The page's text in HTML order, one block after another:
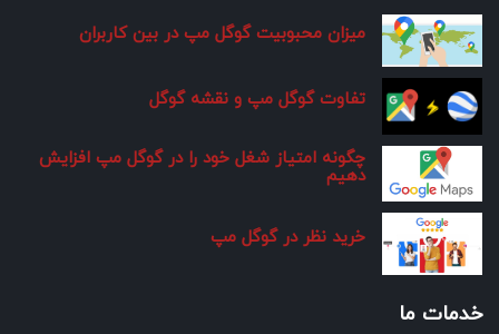
میزان محبوبیت گوگل مپ در بین کاربران
تفاوت گوگل مپ و نقشه گوگل
چگونه امتیاز شغل خود را در گوگل مپ افزایش
دهیم
خرید نظر در گوگل مپ
خدمات ما